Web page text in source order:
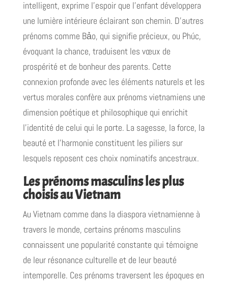
intelligent, exprime l'espoir que l'enfant développera
une lumière intérieure éclairant son chemin. D'autres
prénoms comme Bảo, qui signifie précieux, ou Phúc,
évoquant la chance, traduisent les vœux de
prospérité et de bonheur des parents. Cette
connexion profonde avec les éléments naturels et les
vertus morales confère aux prénoms vietnamiens une
dimension poétique et philosophique qui enrichit
l'identité de celui qui le porte. La sagesse, la force, la
beauté et l'harmonie constituent les piliers sur
lesquels reposent ces choix nominatifs ancestraux.
Les prénoms masculins les plus
choisis au Vietnam
Au Vietnam comme dans la diaspora vietnamienne à
travers le monde, certains prénoms masculins
connaissent une popularité constante qui témoigne
de leur résonance culturelle et de leur beauté
intemporelle. Ces prénoms traversent les époques en